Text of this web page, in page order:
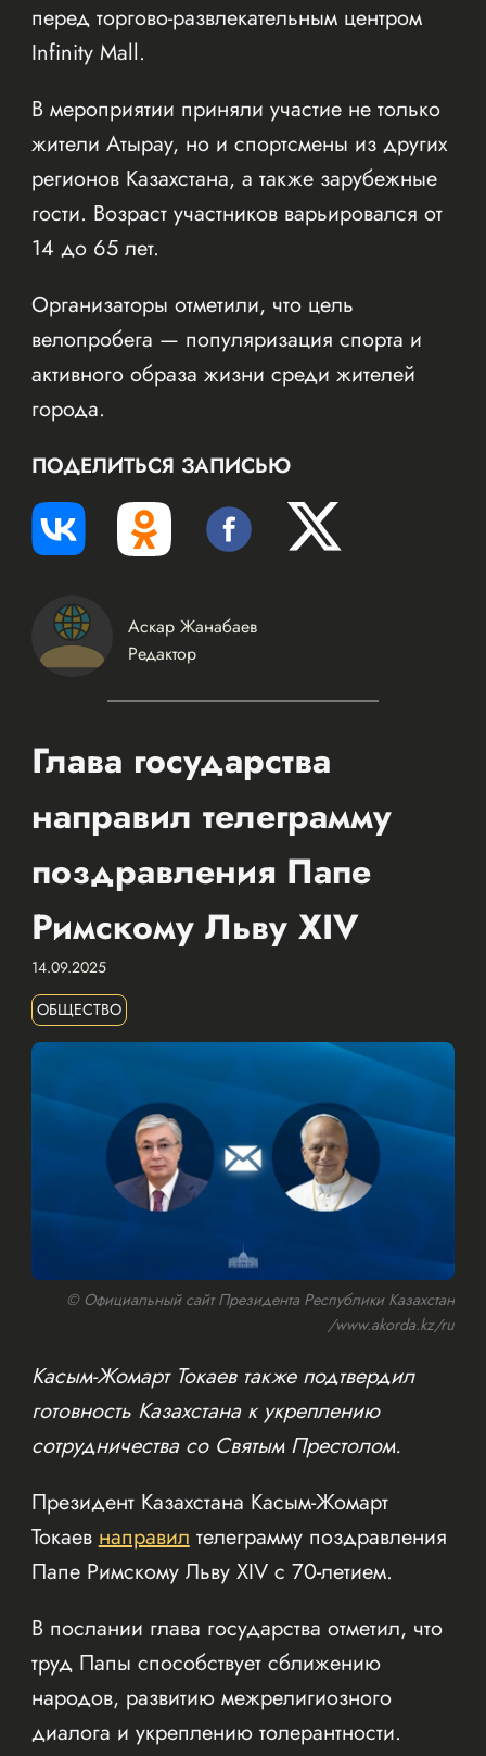
перед торгово-развлекательным центром
Infinity Mall.
В мероприятии приняли участие не только
жители Атырау, но и спортсмены из других
регионов Казахстана, а также зарубежные
гости. Возраст участников варьировался от
14 до 65 лет.
Организаторы отметили, что цель
велопробега — популяризация спорта и
активного образа жизни среди жителей
города.
ПОДЕЛИТЬСЯ ЗАПИСЬЮ
Аскар Жанабаев
Редактор
Глава государства
направил телеграмму
поздравления Папе
Римскому Льву XIV
14.09.2025
ОБЩЕСТВО
© Официальный сайт Президента Республики Казахстан
/www.akorda.kz/ru
Касым-Жомарт Токаев также подтвердил
готовность Казахстана к укреплению
сотрудничества со Святым Престолом.
Президент Казахстана Касым-Жомарт
Токаевнаправилтелеграмму поздравления
Папе Римскому Льву XIV с 70-летием.
В послании глава государства отметил, что
труд Папы способствует сближению
народов, развитию межрелигиозного
диалога и укреплению толерантности.